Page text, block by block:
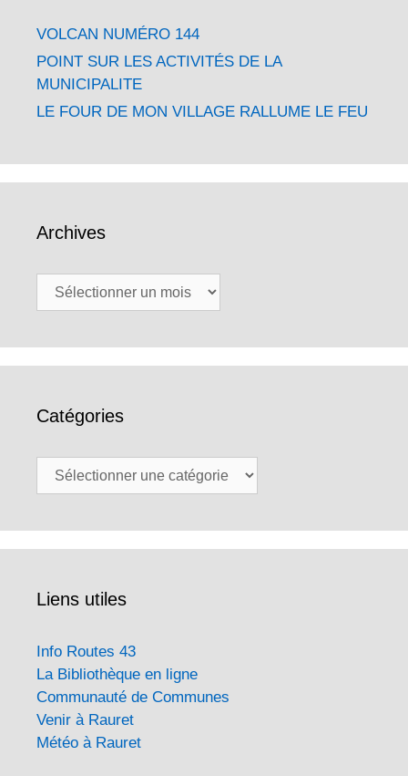
VOLCAN NUMÉRO 144
POINT SUR LES ACTIVITÉS DE LA
MUNICIPALITE
LE FOUR DE MON VILLAGE RALLUME LE FEU
Archives
Archives
Catégories
Catégories
Liens utiles
Info Routes 43
La Bibliothèque en ligne
Communauté de Communes
Venir à Rauret
Météo à Rauret